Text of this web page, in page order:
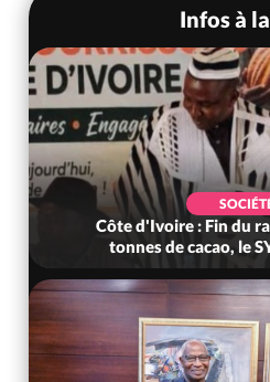
Infos à
Côte d'Ivoire : Fin du
tonnes de cacao, le